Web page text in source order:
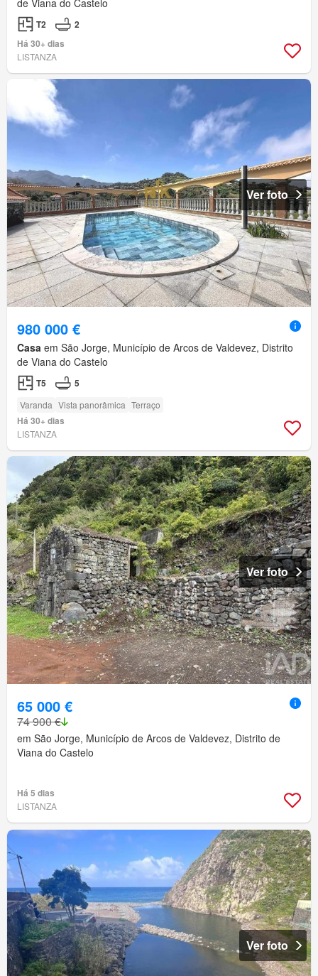
de Viana do Castelo
T2
2
Há 30+ dias
LISTANZA
Ver foto
980 000 €
Casa em São Jorge, Município de Arcos de Valdevez, Distrito
de Viana do Castelo
T5 5
Varanda Vista panorâmica Terraço
Há 30+ dias
LISTANZA
Ver foto
65 000 €
74 900 €
em São Jorge, Município de Arcos de Valdevez, Distrito de
Viana do Castelo
Há 5 dias
LISTANZA
Ver foto